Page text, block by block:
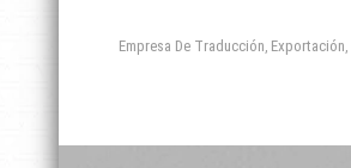
Empresa De Traducción, Exportación,